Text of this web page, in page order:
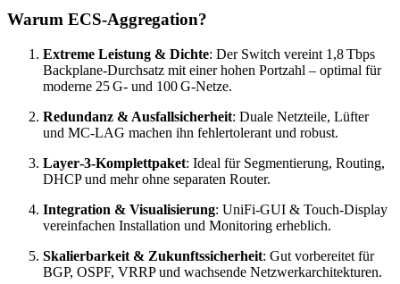
Warum ECS‑Aggregation?
Extreme Leistung & Dichte: Der Switch vereint 1,8 Tbps
Backplane‑Durchsatz mit einer hohen Portzahl – optimal für
moderne 25 G‑ und 100 G‑Netze.
Redundanz & Ausfallsicherheit: Duale Netzteile, Lüfter
und MC‑LAG machen ihn fehlertolerant und robust.
Layer‑3‑Komplettpaket: Ideal für Segmentierung, Routing,
DHCP und mehr ohne separaten Router.
Integration & Visualisierung: UniFi‑GUI & Touch‑Display
vereinfachen Installation und Monitoring erheblich.
Skalierbarkeit & Zukunftssicherheit: Gut vorbereitet für
BGP, OSPF, VRRP und wachsende Netzwerkarchitekturen.